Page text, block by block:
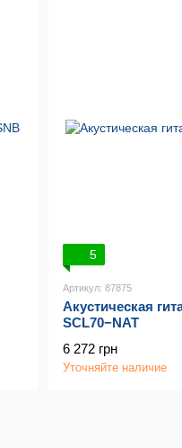
5
Артикул: 87875
Акустическая
SCL70−NAT
6 272 грн
Уточняйте наличие